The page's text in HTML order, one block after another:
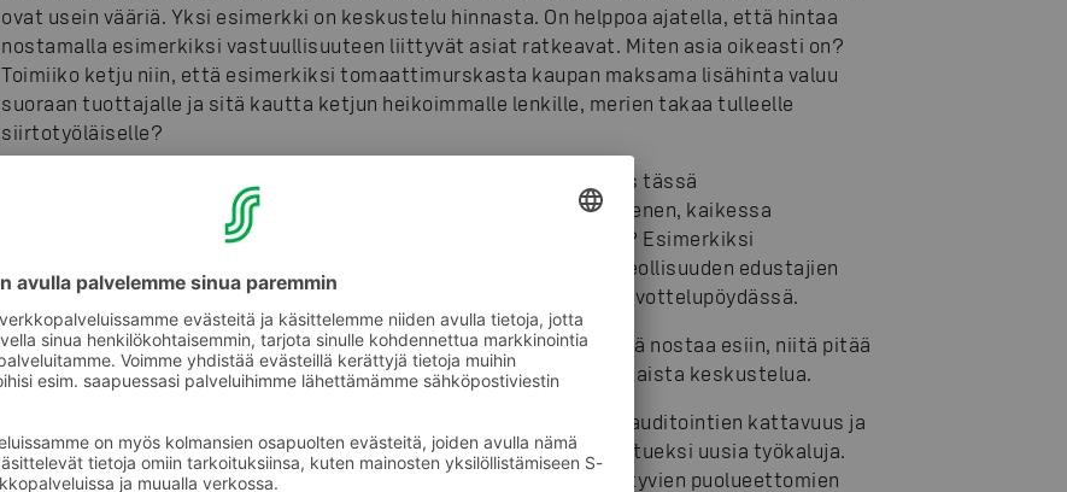
ovat usein vääriä. Yksi esimerkki on keskustelu hinnasta. On helppoa ajatella, että hintaa
nostamalla esimerkiksi vastuullisuuteen liittyvät asiat ratkeavat. Miten asia oikeasti on?
Toimiiko ketju niin, että esimerkiksi tomaattimurskasta kaupan maksama lisähinta valuu
suoraan tuottajalle ja sitä kautta ketjun heikoimmalle lenkille, merien takaa tulleelle
siirtotyöläiselle?
Kuka hintatason päättää? Missä päätös tehdään? Ja mikä vaikutus tässä
maailmanlaajuisessa ketjussa meidän, maailman mittakaavassa pienen, kaikessa
volyymissa promilleja edustavan ostajan isoillakaan päätöksillä on? Esimerkiksi
tomaattimurskan kohdalla tomaatin hinta sovitaan viljelijöiden ja teollisuuden edustajien
välillä vuosittain. Siis jo, ennen kuin kansainväliset ostajat ovat neuvottelupöydässä.
Helppoja ja varmoja vastauksia on vähän. Juuri siksi kipukohtia pitää nostaa esiin, niitä pitää
tutkia objektiivisesti ja käydä jatkuvaa, eteenpäin vievää, faktapohjaista keskustelua.
Toki meidänkin pitää tehdä parhaamme ja varmistaa tuottajiemme auditointien kattavuus ja
tulokset entistä paremmin. Lisäksi meidän on kehitettävä työmme tueksi uusia työkaluja.
Yksi esimerkki niistä on juuri Radikaalin läpinäkyvyyden -malliin liittyvien puolueettomien